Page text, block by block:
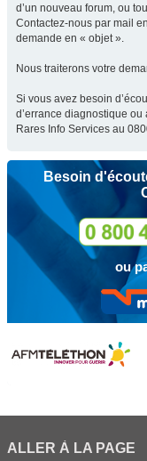
d’un nouveau forum, ou
Contactez-nous par mail
demande en « objet ».
Nous traiterons votre
Si vous avez besoin
d’errance diagnostique
Rares Info Services au
Besoin
ou
ALLER À LA PAGE